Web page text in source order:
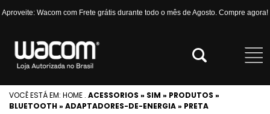
Aproveite: Wacom com Frete grátis durante todo o mês de Agosto. Compre agora!
VOCÊ ESTÁ EM: HOME . ACESSORIOS » SIM » PRODUTOS »
BLUETOOTH » ADAPTADORES-DE-ENERGIA » PRETA